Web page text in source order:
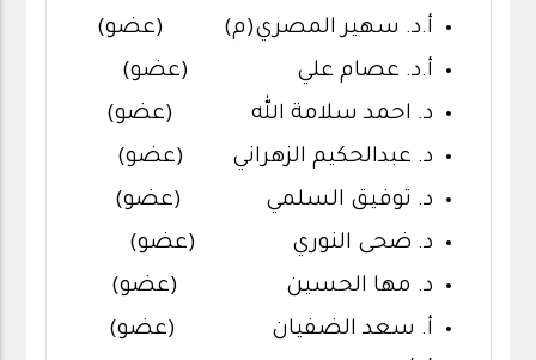
أ.د. سهير المصري(م) (عضو)
أ.د. عصام علي (عضو)
د. احمد سلامة الله (عضو)
د. عبدالحكيم الزهراني (عضو)
د. توفيق السلمي (عضو)
د. ضحى النوري (عضو)
د. مها الحسين (عضو)
أ. سعد الضفيان (عضو)